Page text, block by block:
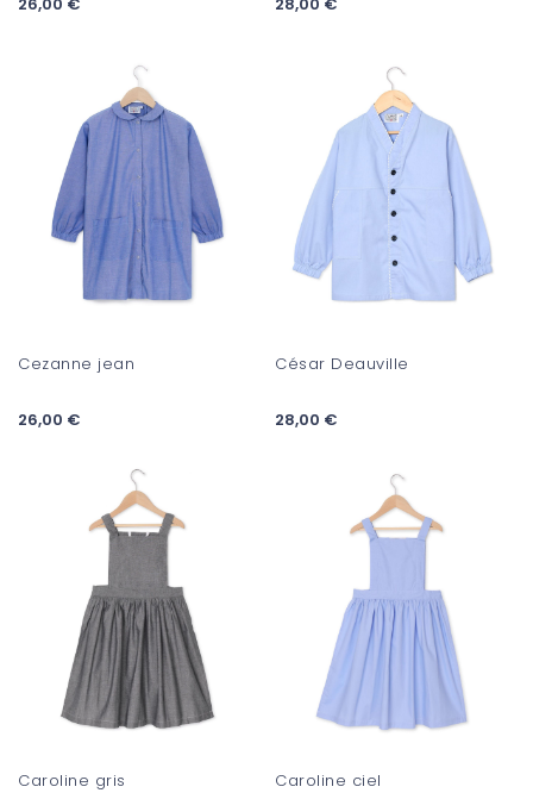
Cezanne jean
26,00 €
César Deauville
28,00 €
Caroline gris Caroline ciel